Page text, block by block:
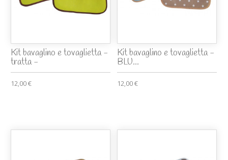
Kit bavaglino e tovaglietta -
tratta -
12,00 €
Kit bavaglino e tovaglietta -
BLU...
12,00 €